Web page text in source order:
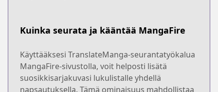
Kuinka seurata ja kääntää MangaFire
Käyttääksesi TranslateManga-seurantatyökalua
MangaFire-sivustolla, voit helposti lisätä
suosikkisarjakuvasi lukulistalle yhdellä
napsautuksella. Tämä ominaisuus mahdollistaa